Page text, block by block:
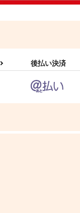
後払い決済